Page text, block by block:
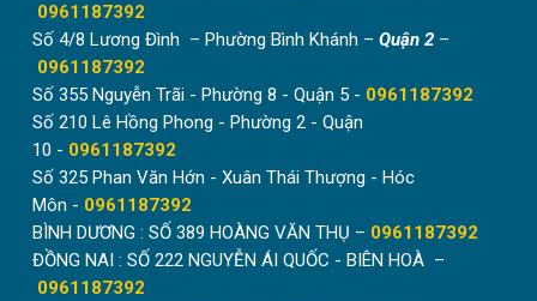
0961187392
Số 4/8 Lương Đình – Phường Bình Khánh – Quận 2 –
0961187392
Số 355 Nguyễn Trãi - Phường 8 - Quận 5 - 0961187392
Số 210 Lê Hồng Phong - Phường 2 - Quận
10 - 0961187392
Số 325 Phan Văn Hớn - Xuân Thái Thượng - Hóc
Môn - 0961187392
BÌNH DƯƠNG : SỐ 389 HOÀNG VĂN THỤ – 0961187392
ĐỒNG NAI : SỐ 222 NGUYỄN ÁI QUỐC - BIÊN HOÀ –
0961187392